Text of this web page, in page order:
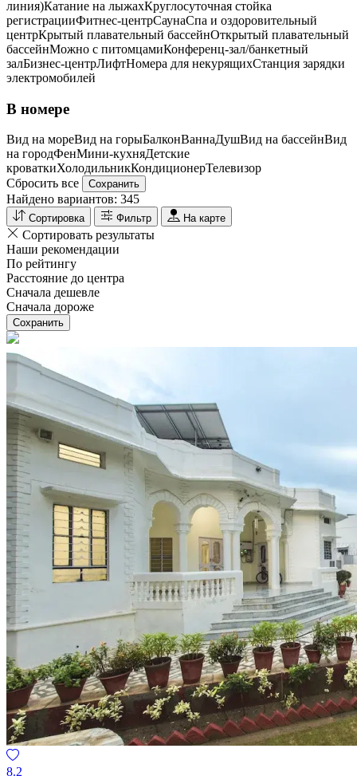
линия)Катание на лыжахКруглосуточная стойка
регистрацииФитнес-центрСаунаСпа и оздоровительный
центрКрытый плавательный бассейнОткрытый плавательный
бассейнМожно с питомцамиКонференц-зал/банкетный
залБизнес-центрЛифтНомера для некурящихCтанция зарядки
электромобилей
В номере
Вид на мореВид на горыБалконВаннаДушВид на бассейнВид
на городФенМини-кухняДетские
кроваткиХолодильникКондиционерТелевизор
Сбросить все
Сохранить
Найдено вариантов: 345
Сортировка Фильтр На карте
Сортировать результаты
Наши рекомендации
По рейтингу
Расстояние до центра
Сначала дешевле
Сначала дороже
Сохранить
8.2